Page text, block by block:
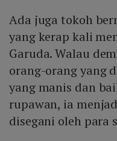
Ada juga tokoh
yang kerap kali
Garuda. Walau
orang-orang yang
yang manis dan
rupawan, ia
disegani oleh para